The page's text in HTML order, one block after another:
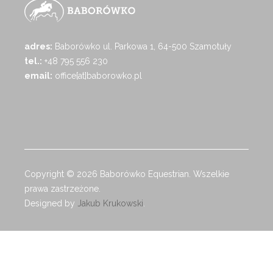
adres: Baborówko ul. Parkowa 1, 64-500 Szamotuły
tel.: +48 795 556 230
email: office[at]baborowko.pl
Copyright © 2026 Baborówko Equestrian. Wszelkie
prawa zastrzeżone.
Designed by Jakub Krukowski